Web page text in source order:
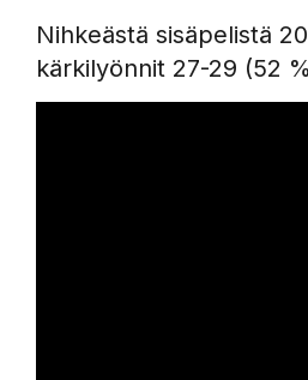
Nihkeästä sisäpelistä
kärkilyönnit 27-29 (52